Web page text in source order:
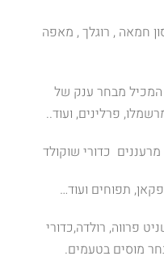
חמאה , רוגלך , מאפה
המכיל מבחר ענק של
פרלינים, ועוד..
כדורי שוקולד
תפוחים ועוד…
פרווה, רולדה,כדורי
מוסים בטעמים.